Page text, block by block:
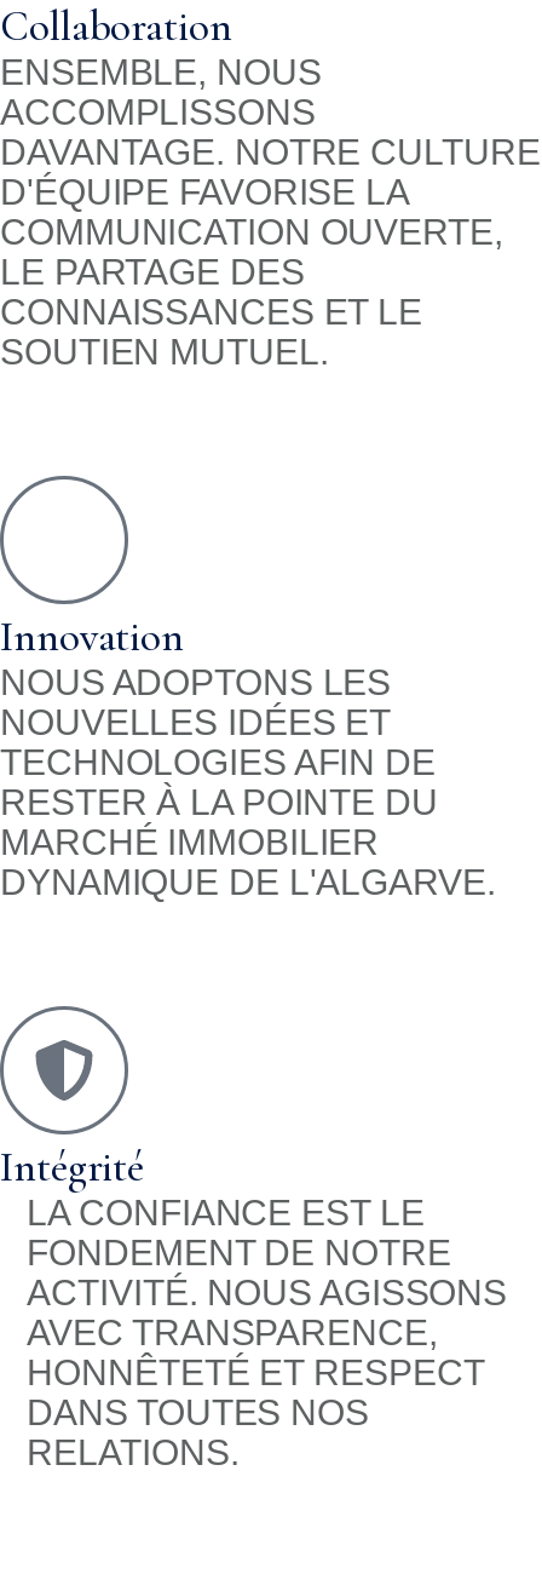
Collaboration
ENSEMBLE, NOUS
ACCOMPLISSONS
DAVANTAGE. NOTRE CULTURE
D'ÉQUIPE FAVORISE LA
COMMUNICATION OUVERTE,
LE PARTAGE DES
CONNAISSANCES ET LE
SOUTIEN MUTUEL.
Innovation
NOUS ADOPTONS LES
NOUVELLES IDÉES ET
TECHNOLOGIES AFIN DE
RESTER À LA POINTE DU
MARCHÉ IMMOBILIER
DYNAMIQUE DE L'ALGARVE.
Intégrité
LA CONFIANCE EST LE
FONDEMENT DE NOTRE
ACTIVITÉ. NOUS AGISSONS
AVEC TRANSPARENCE,
HONNÊTETÉ ET RESPECT
DANS TOUTES NOS
RELATIONS.